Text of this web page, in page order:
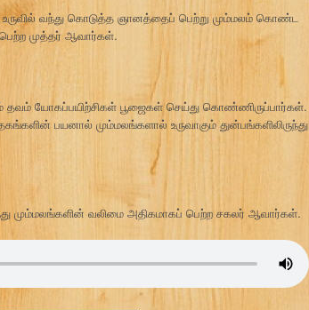
வந்து கொடுத்த ஞானத்தைப் பெற்று மும்மலம் கொண்ட
முத்தர் ஆவார்கள்.
யோகப்பயிற்சிகள் பூஜைகள் செய்து கொண்ணிருப்பார்கள்.
பயனால் மும்மலங்களால் உருவாகும் துன்பங்களிலிருந்து
மும்மலங்களின் வலிமை அதிகமாகப் பெற்ற சகலர் ஆவார்கள்.